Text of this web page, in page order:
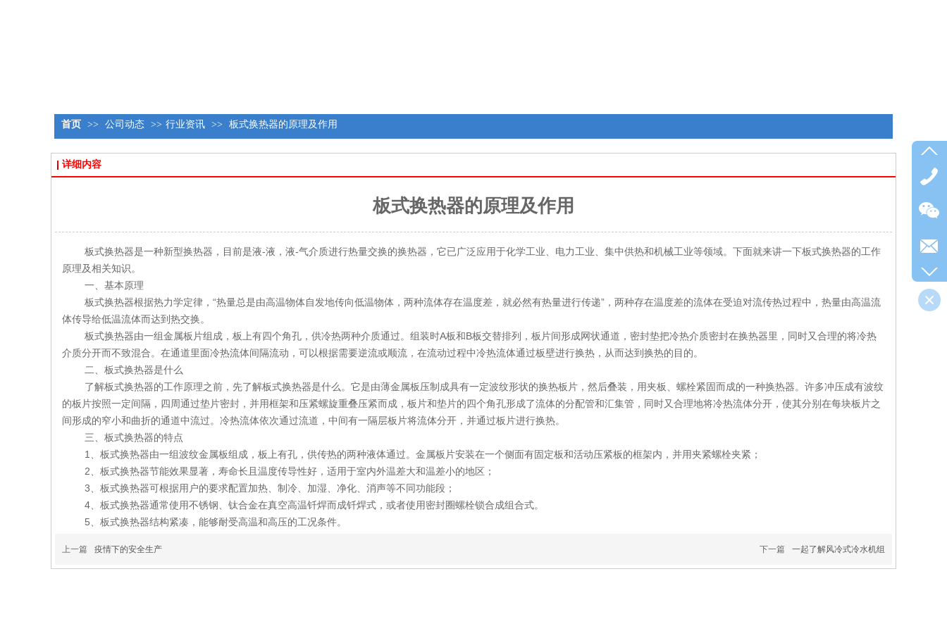
首页 >> 公司动态 >> 行业资讯 >> 板式换热器的原理及作用
详细内容
板式换热器的原理及作用
板式换热器是一种新型换热器，目前是液-液，液-气介质进行热量交换的换热器，它已广泛应用于化学工业、电力工业、集中供热和机械工业等领域。下面就来讲一下板式换热器的工作
原理及相关知识。
一、基本原理
板式换热器根据热力学定律，“热量总是由高温物体自发地传向低温物体，两种流体存在温度差，就必然有热量进行传递”，两种存在温度差的流体在受迫对流传热过程中，热量由高温流
体传导给低温流体而达到热交换。
板式换热器由一组金属板片组成，板上有四个角孔，供冷热两种介质通过。组装时A板和B板交替排列，板片间形成网状通道，密封垫把冷热介质密封在换热器里，同时又合理的将冷热
介质分开而不致混合。在通道里面冷热流体间隔流动，可以根据需要逆流或顺流，在流动过程中冷热流体通过板壁进行换热，从而达到换热的目的。
二、板式换热器是什么
了解板式换热器的工作原理之前，先了解板式换热器是什么。它是由薄金属板压制成具有一定波纹形状的换热板片，然后叠装，用夹板、螺栓紧固而成的一种换热器。许多冲压成有波纹
的板片按照一定间隔，四周通过垫片密封，并用框架和压紧螺旋重叠压紧而成，板片和垫片的四个角孔形成了流体的分配管和汇集管，同时又合理地将冷热流体分开，使其分别在每块板片之
间形成的窄小和曲折的通道中流过。冷热流体依次通过流道，中间有一隔层板片将流体分开，并通过板片进行换热。
三、板式换热器的特点
1、板式换热器由一组波纹金属板组成，板上有孔，供传热的两种液体通过。金属板片安装在一个侧面有固定板和活动压紧板的框架内，并用夹紧螺栓夹紧；
2、板式换热器节能效果显著，寿命长且温度传导性好，适用于室内外温差大和温差小的地区；
3、板式换热器可根据用户的要求配置加热、制冷、加湿、净化、消声等不同功能段；
4、板式换热器通常使用不锈钢、钛合金在真空高温钎焊而成钎焊式，或者使用密封圈螺栓锁合成组合式。
5、板式换热器结构紧凑，能够耐受高温和高压的工况条件。
上一篇 疫情下的安全生产 下一篇 一起了解风冷式冷水机组